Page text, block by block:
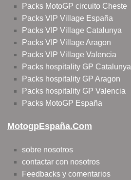
Packs MotoGP circuito Cheste
Packs VIP Village España
Packs VIP Village Catalunya
Packs VIP Village Aragon
Packs VIP Village Valencia
Packs hospitality GP Catalunya
Packs hospitality GP Aragon
Packs hospitality GP Valencia
Packs MotoGP España
MotogpEspaña.com
sobre nosotros
contactar con nosotros
Feedbacks y comentarios